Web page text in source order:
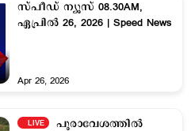
സ്പീഡ് ന്യൂസ് 08.30AM,
ഏപ്രില്‍ 26, 2026 | Speed News
Apr 26, 2026
LIVE